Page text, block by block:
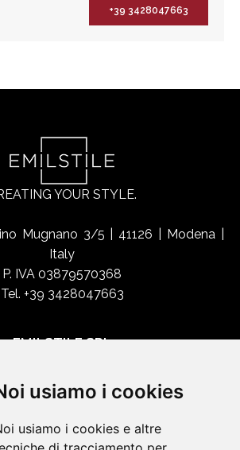
usiamo i cookies
usiamo i cookies e altre
+39 3428047663
YOUR STYLE.
Mugnano 3/5 | 41126 | Modena |
Italy
P. IVA 03879570368
Tel. +39 3428047663
EMILSTILE SRL
Shop Online